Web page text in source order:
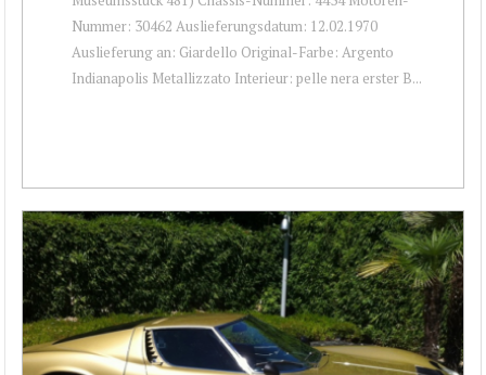
Nummer: 30462 Auslieferungsdatum: 12.02.1970
Auslieferung an: Giardello Original-Farbe: Argento
Indianapolis Metallizzato Interieur: pelle nera erster B...